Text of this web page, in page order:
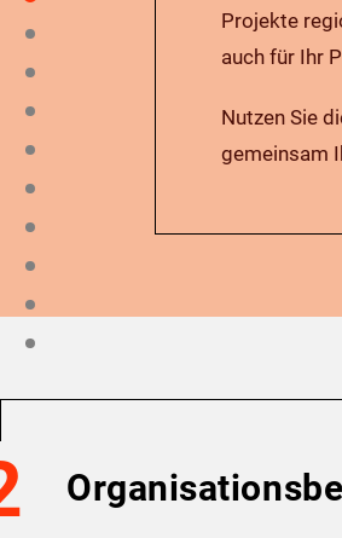
Projekte
auch für Ihr
Nutzen Sie
gemeinsam